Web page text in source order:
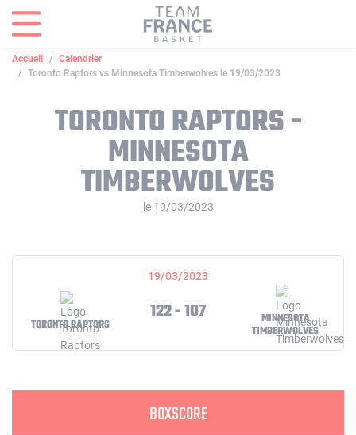
Accueil
Calendrier
Toronto Raptors vs Minnesota Timberwolves le 19/03/2023
TORONTO RAPTORS -
MINNESOTA
TIMBERWOLVES
le 19/03/2023
19/03/2023
TORONTO RAPTORS
122 - 107
MINNESOTA
TIMBERWOLVES
BOXSCORE
Panneau de gestion des cookies